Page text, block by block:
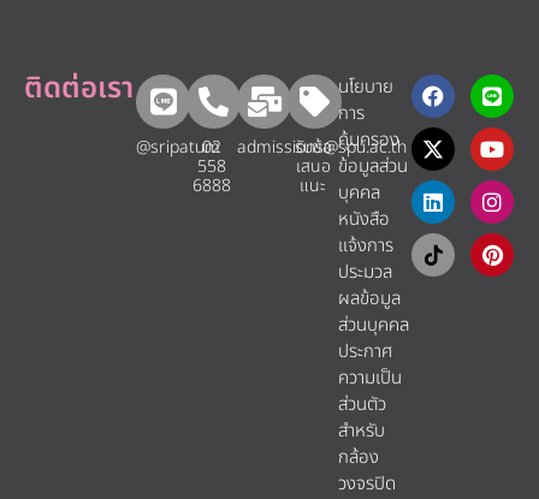
ติดต่อเรา
@sripatum
02
558
6888
admissions@spu.ac.th
รับข้อ
เสนอ
แนะ​
นโยบาย
การ
คุ้มครอง
ข้อมูลส่วน
บุคคล
หนังสือ
แจ้งการ
ประมวล
ผลข้อมูล
ส่วนบุคคล
ประกาศ
ความเป็น
ส่วนตัว
สำหรับ
กล้อง
วงจรปิด